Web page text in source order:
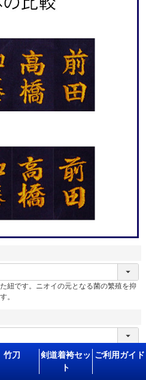
紐です。ニオイの元となる菌の繁殖を抑
。
来かねます。
行ってください。
竹刀
剣道着袴セッ
ト
ご利用ガイド